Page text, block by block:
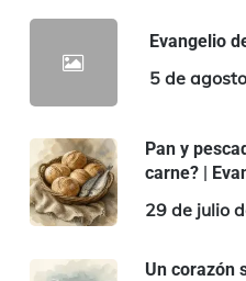
Evangelio
5 de
Pan y
carne? |
29 de julio
Un corazón